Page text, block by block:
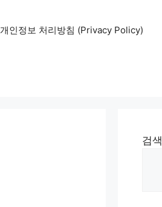
개인정보 처리방침 (Privacy Policy)
검색